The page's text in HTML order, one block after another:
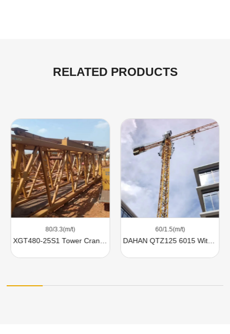
RELATED PRODUCTS
80/3.3(m/t) 60/1.5(m/t)
DAHAN QTZ125 6015 With 8 Ton Lifting Capacity For Sale